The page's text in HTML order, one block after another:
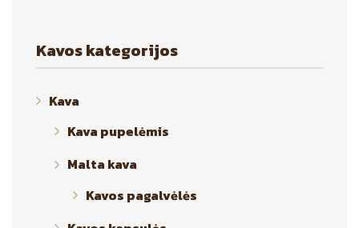
Kavos kategorijos
Kava
Kava pupelėmis
Malta kava
Kavos pagalvėlės